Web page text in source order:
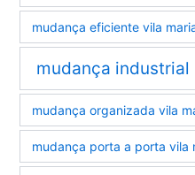
mudança eficiente vila
mudança industrial
mudança organizada vila
mudança porta a porta vila